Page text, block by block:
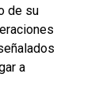
de su
a